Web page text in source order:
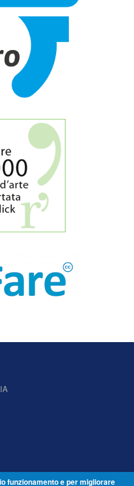
funzionamento e per migliorare